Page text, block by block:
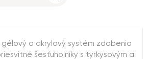
a akrylový systém zdobenia
šesťuholníky s tyrkysovým a